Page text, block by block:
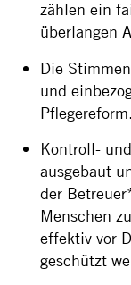
zählen ein
überlangen
Die
und
Pflegereform.
Kontroll-
ausgebaut
der
Menschen
effektiv vor
geschützt